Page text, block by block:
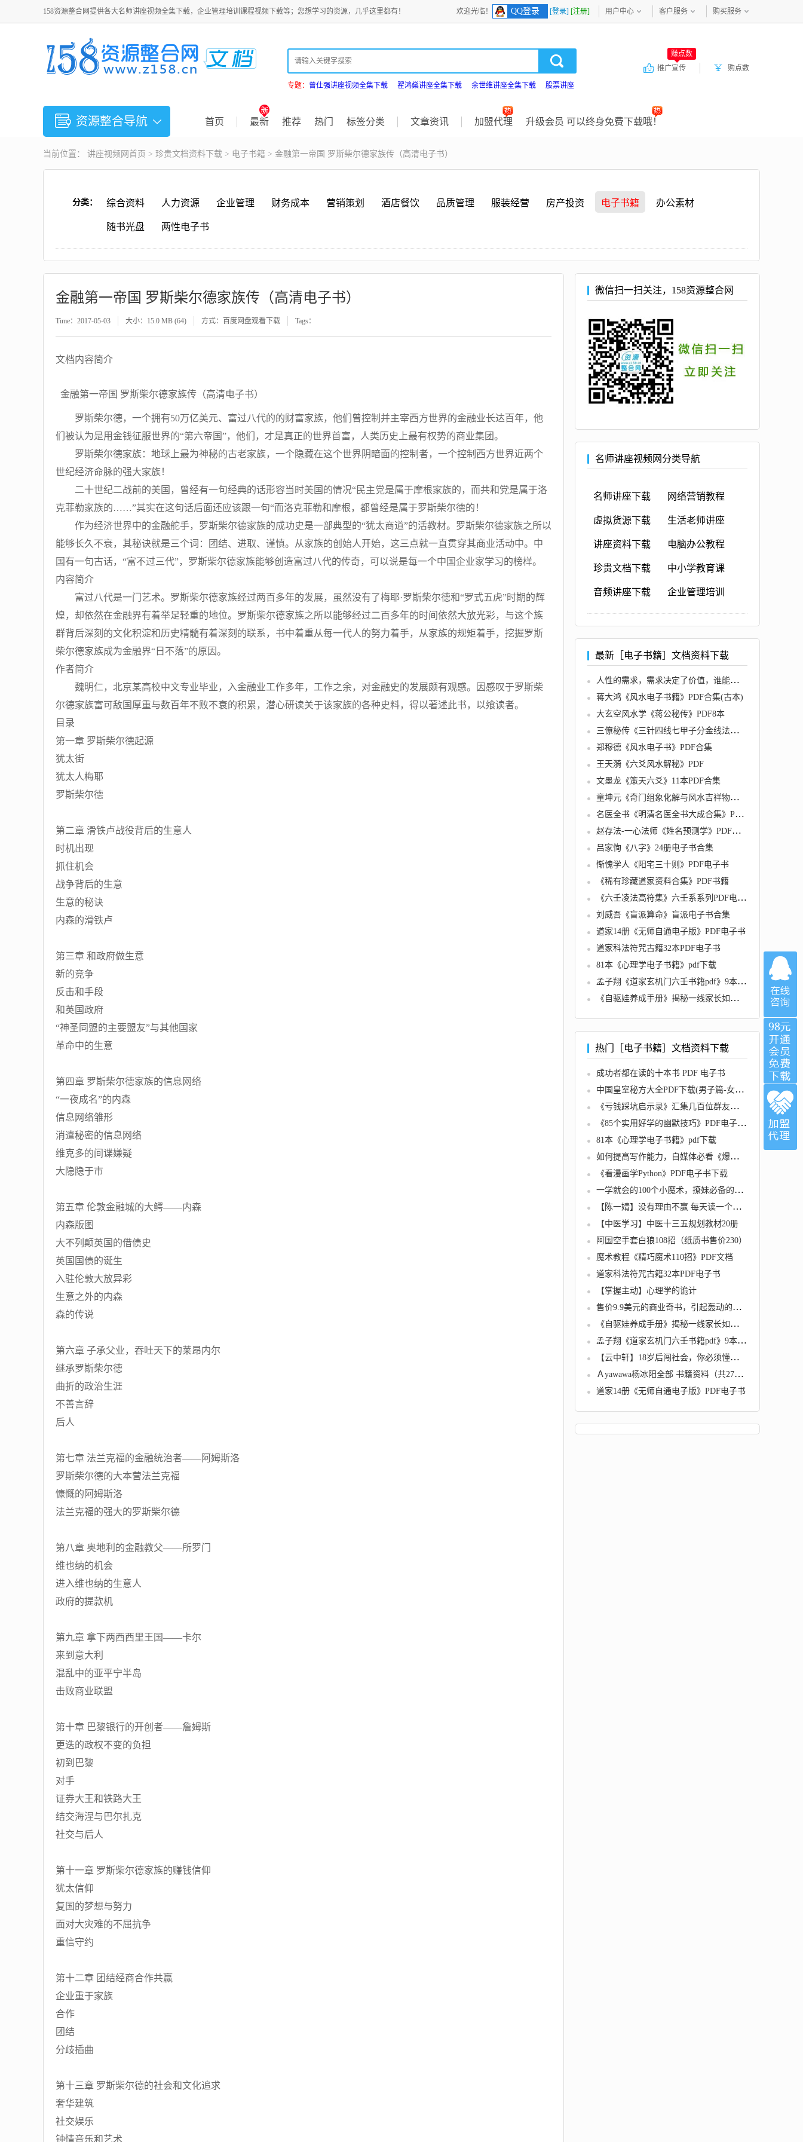
158资源整合网提供各大名师讲座视频全集下载，企业管理培训课程视频下载等；您想学习的资源，几乎这里都有！ 欢迎光临！ QQ登录 [登录] [注册] 用户中心 客户服务 购买服务
专题： 曾仕强讲座视频全集下载 翟鸿燊讲座全集下载 余世维讲座全集下载 股票讲座
购点数
推广宣传
赚点数
资源整合导航 首页 最新 推荐 热门 标签分类 文章资讯 加盟代理 升级会员 可以终身免费下载哦！
当前位置： 讲座视频 网首页 > 珍贵文档资料下载 > 电子书籍 > 金融第一帝国 罗斯柴尔德家族传（高清电子书）
分类： 综合资料 人力资源 企业管理 财务成本 营销策划 酒店餐饮 品质管理 服装经营 房产投资 电子书籍 办公素材
随书光盘 两性电子书
金融第一帝国 罗斯柴尔德家族传（高清电子书）
Time：2017-05-03 大小：15.0 MB (64) 方式：百度网盘观看下载 Tags：
文档内容简介
金融第一帝国 罗斯柴尔德家族传（高清电子书）
罗斯柴尔德，一个拥有50万亿美元、富过八代的的财富家族，他们曾控制并主宰西方世界的金融业长达百年，他
们被认为是用金钱征服世界的“第六帝国”，他们，才是真正的世界首富，人类历史上最有权势的商业集团。
罗斯柴尔德家族：地球上最为神秘的古老家族，一个隐藏在这个世界阴暗面的控制者，一个控制西方世界近两个
世纪经济命脉的强大家族！
二十世纪二战前的美国，曾经有一句经典的话形容当时美国的情况“民主党是属于摩根家族的，而共和党是属于洛
克菲勒家族的……”其实在这句话后面还应该跟一句“而洛克菲勒和摩根，都曾经是属于罗斯柴尔德的！
作为经济世界中的金融舵手，罗斯柴尔德家族的成功史是一部典型的“犹太商道”的活教材。罗斯柴尔德家族之所以
能够长久不衰，其秘诀就是三个词：团结、进取、谨慎。从家族的创始人开始，这三点就一直贯穿其商业活动中。中
国有一句古话，“富不过三代”，罗斯柴尔德家族能够创造富过八代的传奇，可以说是每一个中国企业家学习的榜样。
内容简介
富过八代是一门艺术。罗斯柴尔德家族经过两百多年的发展，虽然没有了梅耶·罗斯柴尔德和“罗式五虎”时期的辉
煌，却依然在金融界有着举足轻重的地位。罗斯柴尔德家族之所以能够经过二百多年的时间依然大放光彩，与这个族
群背后深刻的文化积淀和历史精髓有着深刻的联系，书中着重从每一代人的努力着手，从家族的规矩着手，挖掘罗斯
柴尔德家族成为金融界“日不落”的原因。
作者简介
魏明仁，北京某高校中文专业毕业，入金融业工作多年，工作之余，对金融史的发展颇有观感。因感叹于罗斯柴
尔德家族富可敌国厚重与数百年不败不衰的积累，潜心研读关于该家族的各种史料，得以著述此书，以飨读者。
目录
第一章 罗斯柴尔德起源
犹太街
犹太人梅耶
罗斯柴尔德
第二章 滑铁卢战役背后的生意人
时机出现
抓住机会
战争背后的生意
生意的秘诀
内森的滑铁卢
第三章 和政府做生意
新的竞争
反击和手段
和英国政府
“神圣同盟的主要盟友”与其他国家
革命中的生意
第四章 罗斯柴尔德家族的信息网络
“一夜成名”的内森
信息网络雏形
消遣秘密的信息网络
维克多的间谍嫌疑
大隐隐于市
第五章 伦敦金融城的大鳄——内森
内森版图
大不列颠英国的借债史
英国国债的诞生
入驻伦敦大放异彩
生意之外的内森
森的传说
第六章 子承父业，吞吐天下的莱昂内尔
继承罗斯柴尔德
曲折的政治生涯
不善言辞
后人
第七章 法兰克福的金融统治者——阿姆斯洛
罗斯柴尔德的大本营法兰克福
慷慨的阿姆斯洛
法兰克福的强大的罗斯柴尔德
第八章 奥地利的金融教父——所罗门
维也纳的机会
进入维也纳的生意人
政府的提款机
第九章 拿下两西西里王国——卡尔
来到意大利
混乱中的亚平宁半岛
击败商业联盟
第十章 巴黎银行的开创者——詹姆斯
更迭的政权不变的负担
初到巴黎
对手
证券大王和铁路大王
结交海涅与巴尔扎克
社交与后人
第十一章 罗斯柴尔德家族的赚钱信仰
犹太信仰
复国的梦想与努力
面对大灾难的不屈抗争
重信守约
第十二章 团结经商合作共赢
企业重于家族
合作
团结
分歧插曲
第十三章 罗斯柴尔德的社会和文化追求
奢华建筑
社交娱乐
钟情音乐和艺术
微信扫一扫关注，158资源整合网
名师讲座视频网分类导航
名师讲座下载 网络营销教程
虚拟货源下载 生活老师讲座
讲座资料下载 电脑办公教程
珍贵文档下载 中小学教育课
音频讲座下载 企业管理培训
最新［电子书籍］文档资料下载
人性的需求，需求决定了价值，谁能读懂需求，谁就掌握主动权
蒋大鸿《风水电子书籍》PDF合集(古本)
大玄空风水学《蒋公秘传》PDF8本
三僚秘传《三针四线七甲子分金线法》PDF上下册全
郑穆德《风水电子书》PDF合集
王天漪《六爻风水解秘》PDF
文墨龙《策天六爻》11本PDF合集
童坤元《奇门组象化解与风水吉祥物》PDF电子书
名医全书《明清名医全书大成合集》PDF电子书
赵存法-一心法师《姓名预测学》PDF电子书
吕家恂《八字》24册电子书合集
惭愧学人《阳宅三十则》PDF电子书
《稀有珍藏道家资料合集》PDF书籍
《六壬凌法高符集》六壬系系列PDF电子书合集
刘威吾《盲派算命》盲派电子书合集
道家14册《无师自通电子版》PDF电子书
道家科法符咒古籍32本PDF电子书
81本《心理学电子书籍》pdf下载
孟子翔《道家玄机门六壬书籍pdf》9本合集电子书
《自驱娃养成手册》揭秘一线家长如何从小培养自驱娃
热门［电子书籍］文档资料下载
成功者都在读的十本书 PDF 电子书
中国皇室秘方大全PDF下载(男子篇-女性篇-小儿篇-中老年篇-美容篇-常见病)
《亏钱踩坑启示录》汇集几百位群友亲踩坑，总结出来的经验和智慧结晶
《85个实用好学的幽默技巧》PDF电子书下载
81本《心理学电子书籍》pdf下载
如何提高写作能力，自媒体必看《爆款写作》提高写作能力PDF
《看漫画学Python》PDF电子书下载
一学就会的100个小魔术，撩妹必备的小魔术，简单易学
【陈一婧】没有理由不赢 每天读一个博弈故事
【中医学习】中医十三五规划教材20册
阿国空手套白狼108招（纸质书售价230）
魔术教程《精巧魔术110招》PDF文档
道家科法符咒古籍32本PDF电子书
【掌握主动】心理学的诡计
售价9.9美元的商业奇书，引起轰动的奇书（PDF电子书）
《自驱娃养成手册》揭秘一线家长如何从小培养自驱娃
孟子翔《道家玄机门六壬书籍pdf》9本合集电子书
【云中轩】18岁后闯社会，你必须懂点心理学
Ａyawawa杨冰阳全部 书籍资料（共27本）
道家14册《无师自通电子版》PDF电子书